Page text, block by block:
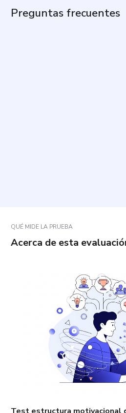
Preguntas frecuentes
QUÉ MIDE LA PRUEBA
Acerca de esta